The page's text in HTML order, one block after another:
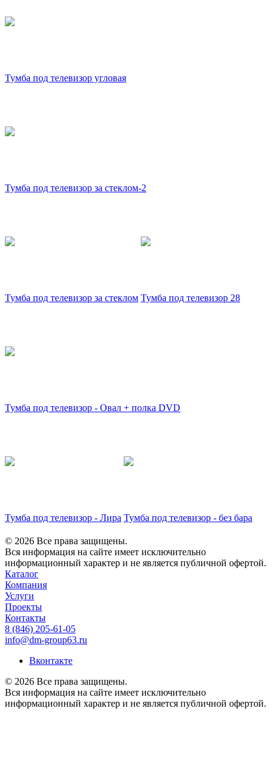
Тумба под телевизор угловая
Тумба под телевизор за стеклом-2
Тумба под телевизор за стеклом Тумба под телевизор 28
Тумба под телевизор - Овал + полка DVD
Тумба под телевизор - Лира Тумба под телевизор - без бара
© 2026 Все права защищены.
Вся информация на сайте имеет исключительно
информационный характер и не является публичной офертой.
Каталог
Компания
Услуги
Проекты
Контакты
8 (846) 205-61-05
info@dm-group63.ru
Вконтакте
© 2026 Все права защищены.
Вся информация на сайте имеет исключительно
информационный характер и не является публичной офертой.